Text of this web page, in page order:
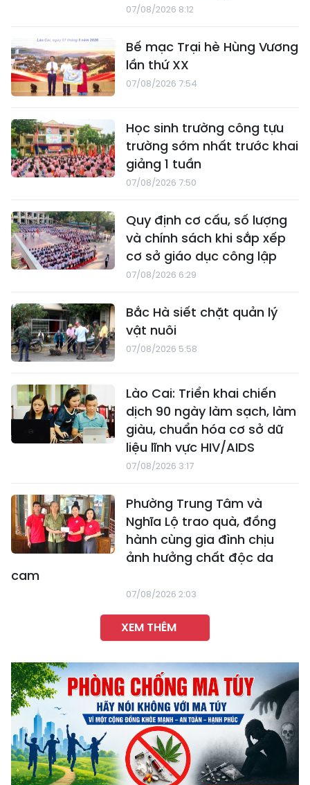
07/08/2026 8:12
Bế mạc Trại hè Hùng Vương
lần thứ XX
07/08/2026 7:54
Học sinh trường công tựu
trường sớm nhất trước khai
giảng 1 tuần
07/08/2026 7:50
Quy định cơ cấu, số lượng
và chính sách khi sắp xếp
cơ sở giáo dục công lập
07/08/2026 6:29
Bắc Hà siết chặt quản lý
vật nuôi
07/08/2026 5:58
Lào Cai: Triển khai chiến
dịch 90 ngày làm sạch, làm
giàu, chuẩn hóa cơ sở dữ
liệu lĩnh vực HIV/AIDS
07/08/2026 3:17
Phường Trung Tâm và
Nghĩa Lộ trao quà, đồng
hành cùng gia đình chịu
ảnh hưởng chất độc da
cam
07/08/2026 2:03
XEM THÊM